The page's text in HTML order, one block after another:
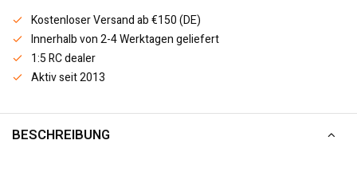
Kostenloser Versand ab €150 (DE)
Innerhalb von 2-4 Werktagen geliefert
1:5 RC dealer
Aktiv seit 2013
BESCHREIBUNG